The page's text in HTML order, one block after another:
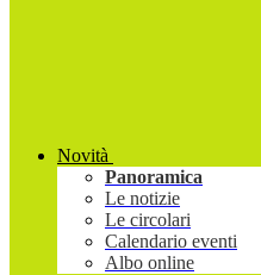
Novità
Panoramica
Le notizie
Le circolari
Calendario eventi
Albo online